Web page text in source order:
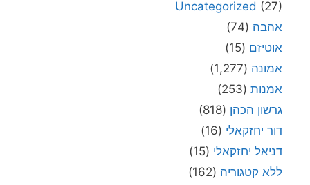
Uncategorized (27)
אהבה (74)
אוטיזם (15)
אמונה (1,277)
אמנות (253)
גרשון הכהן (818)
דור יחזקאלי (16)
דניאל יחזקאלי (15)
ללא קטגוריה (162)